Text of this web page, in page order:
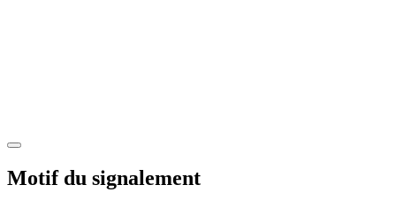
Motif du signalement